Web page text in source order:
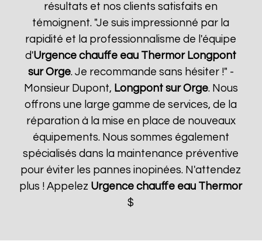
résultats et nos clients satisfaits en
témoignent. "Je suis impressionné par la
rapidité et la professionnalisme de l'équipe
d'Urgence chauffe eau Thermor Longpont
sur Orge. Je recommande sans hésiter !" -
Monsieur Dupont, Longpont sur Orge. Nous
offrons une large gamme de services, de la
réparation à la mise en place de nouveaux
équipements. Nous sommes également
spécialisés dans la maintenance préventive
pour éviter les pannes inopinées. N'attendez
plus ! Appelez Urgence chauffe eau Thermor
$